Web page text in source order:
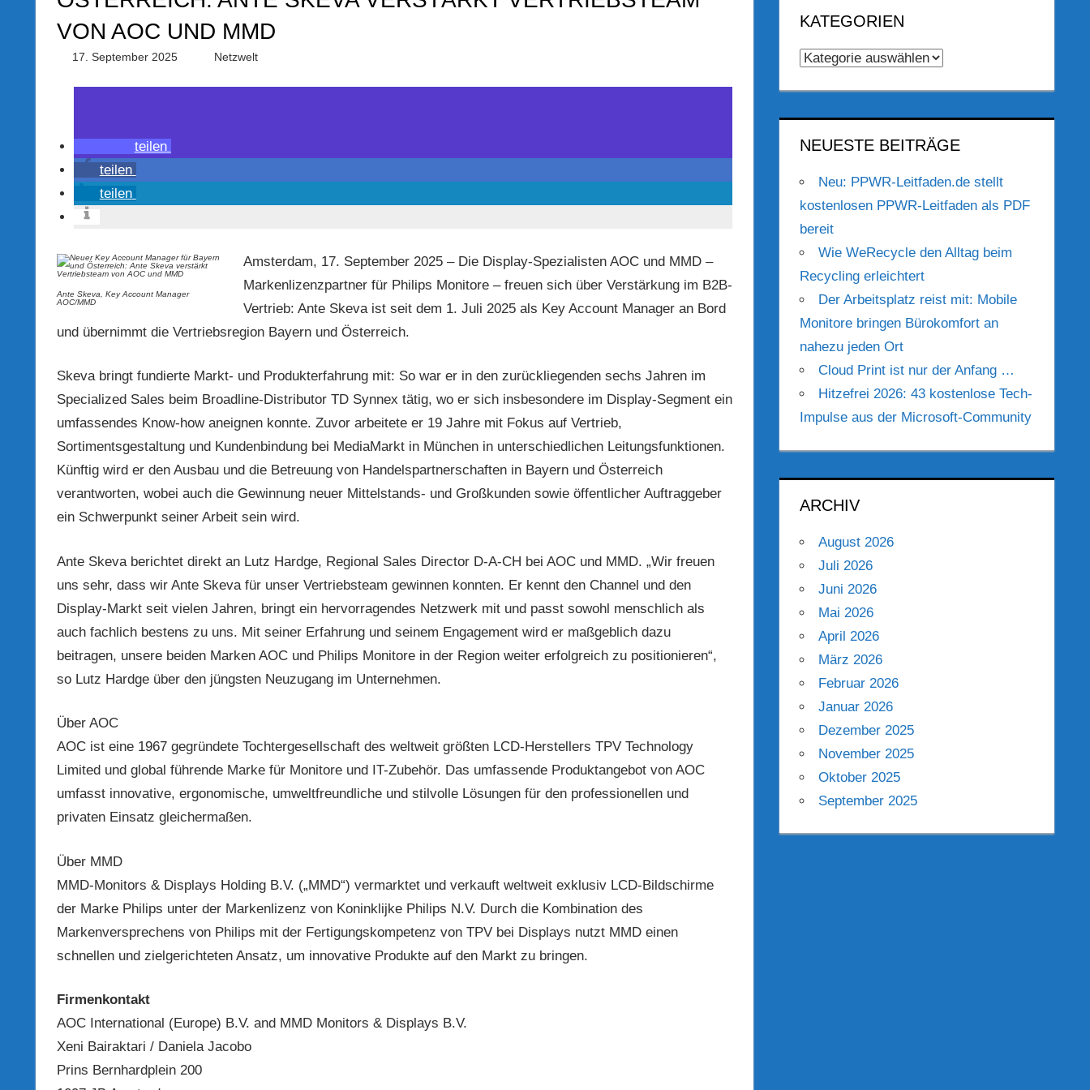
VON AOC UND MMD
17. September 2025 PRGateway
Netzwelt
teilen
teilen
teilen
Ante Skeva, Key Account Manager
AOC/MMD
Amsterdam, 17. September 2025 – Die Display-Spezialisten AOC und MMD –
Markenlizenzpartner für Philips Monitore – freuen sich über Verstärkung im B2B-
Vertrieb: Ante Skeva ist seit dem 1. Juli 2025 als Key Account Manager an Bord
und übernimmt die Vertriebsregion Bayern und Österreich.
Skeva bringt fundierte Markt- und Produkterfahrung mit: So war er in den zurückliegenden sechs Jahren im
Specialized Sales beim Broadline-Distributor TD Synnex tätig, wo er sich insbesondere im Display-Segment ein
umfassendes Know-how aneignen konnte. Zuvor arbeitete er 19 Jahre mit Fokus auf Vertrieb,
Sortimentsgestaltung und Kundenbindung bei MediaMarkt in München in unterschiedlichen Leitungsfunktionen.
Künftig wird er den Ausbau und die Betreuung von Handelspartnerschaften in Bayern und Österreich
verantworten, wobei auch die Gewinnung neuer Mittelstands- und Großkunden sowie öffentlicher Auftraggeber
ein Schwerpunkt seiner Arbeit sein wird.
Ante Skeva berichtet direkt an Lutz Hardge, Regional Sales Director D-A-CH bei AOC und MMD. „Wir freuen
uns sehr, dass wir Ante Skeva für unser Vertriebsteam gewinnen konnten. Er kennt den Channel und den
Display-Markt seit vielen Jahren, bringt ein hervorragendes Netzwerk mit und passt sowohl menschlich als
auch fachlich bestens zu uns. Mit seiner Erfahrung und seinem Engagement wird er maßgeblich dazu
beitragen, unsere beiden Marken AOC und Philips Monitore in der Region weiter erfolgreich zu positionieren“,
so Lutz Hardge über den jüngsten Neuzugang im Unternehmen.
Über AOC
AOC ist eine 1967 gegründete Tochtergesellschaft des weltweit größten LCD-Herstellers TPV Technology
Limited und global führende Marke für Monitore und IT-Zubehör. Das umfassende Produktangebot von AOC
umfasst innovative, ergonomische, umweltfreundliche und stilvolle Lösungen für den professionellen und
privaten Einsatz gleichermaßen.
Über MMD
MMD-Monitors & Displays Holding B.V. („MMD“) vermarktet und verkauft weltweit exklusiv LCD-Bildschirme
der Marke Philips unter der Markenlizenz von Koninklijke Philips N.V. Durch die Kombination des
Markenversprechens von Philips mit der Fertigungskompetenz von TPV bei Displays nutzt MMD einen
schnellen und zielgerichteten Ansatz, um innovative Produkte auf den Markt zu bringen.
Firmenkontakt
AOC International (Europe) B.V. and MMD Monitors & Displays B.V.
Xeni Bairaktari / Daniela Jacobo
Prins Bernhardplein 200
KATEGORIEN
Kategorien
NEUESTE BEITRÄGE
Neu: PPWR-Leitfaden.de stellt
kostenlosen PPWR-Leitfaden als PDF
bereit
Wie WeRecycle den Alltag beim
Recycling erleichtert
Der Arbeitsplatz reist mit: Mobile
Monitore bringen Bürokomfort an
nahezu jeden Ort
Cloud Print ist nur der Anfang …
Hitzefrei 2026: 43 kostenlose Tech-
Impulse aus der Microsoft-Community
ARCHIV
August 2026
Juli 2026
Juni 2026
Mai 2026
April 2026
März 2026
Februar 2026
Januar 2026
Dezember 2025
November 2025
Oktober 2025
September 2025